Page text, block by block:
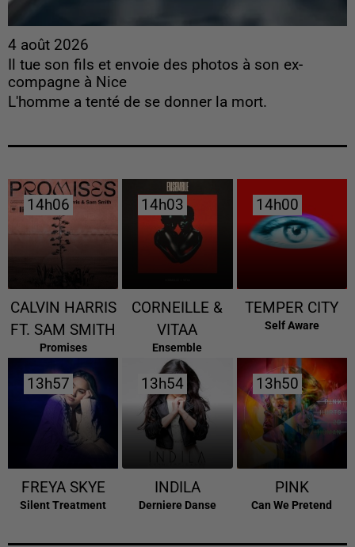
4 août 2026
Il tue son fils et envoie des photos à son ex-
compagne à Nice
L'homme a tenté de se donner la mort.
14h06
14h06
CALVIN HARRIS
FT. SAM SMITH
Promises
14h03
14h03
CORNEILLE &
VITAA
Ensemble
14h00
14h00
TEMPER CITY
Self Aware
13h57
13h57
FREYA SKYE
Silent Treatment
13h54
13h54
INDILA
Derniere Danse
13h50
13h50
PINK
Can We Pretend